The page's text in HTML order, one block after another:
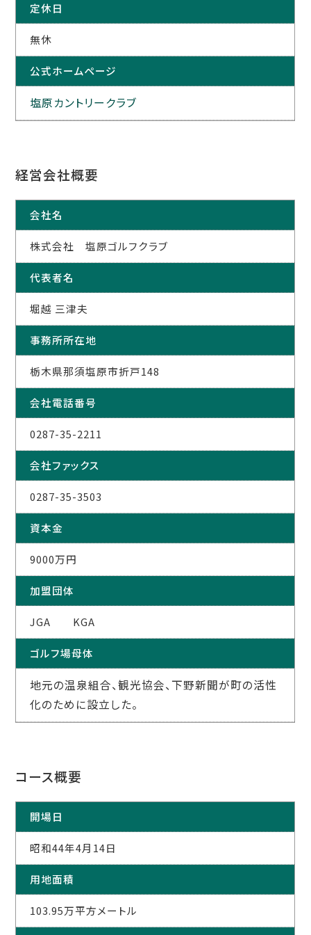
定休日
無休
公式ホームページ
塩原カントリークラブ
経営会社概要
会社名
株式会社 塩原ゴルフクラブ
代表者名
堀越 三津夫
事務所所在地
栃木県那須塩原市折戸148
会社電話番号
0287-35-2211
会社ファックス
0287-35-3503
資本金
9000万円
加盟団体
JGA KGA
ゴルフ場母体
地元の温泉組合、観光協会、下野新聞が町の活性
化のために設立した。
コース概要
開場日
昭和44年4月14日
用地面積
103.95万平方メートル